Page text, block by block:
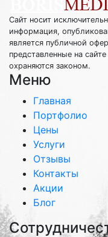
Сайт носит
информация,
является публичной
представленные на
охраняются законом.
Меню
Главная
Портфолио
Цены
Услуги
Отзывы
Контакты
Акции
Блог